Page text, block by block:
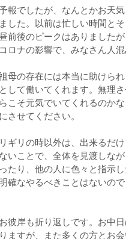
報でしたが、なんとかお天
した。以前は忙しい時間と
前後のピークはありました
ロナの影響で、みなさん人
母の存在には本当に助けら
して働いてくれます。無理
こそ元気でいてくれるのか
させてください。
ギリの時以外は、出来るだ
いことで、全体を見渡しな
たり、他の人に色々と指示
確なやるべきことはないの
彼岸も折り返しです。お中
ますが、また多くの方とお